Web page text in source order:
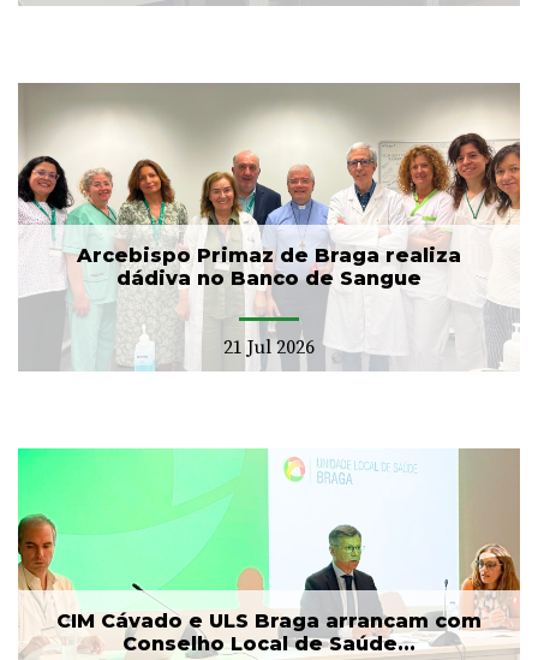
Arcebispo Primaz de Braga realiza
dádiva no Banco de Sangue
21 Jul 2026
CIM Cávado e ULS Braga arrancam com
Conselho Local de Saúde...